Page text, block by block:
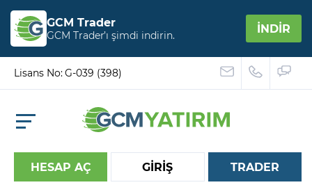
GCM Trader
GCM Trader’ı şimdi indirin. İNDİR
Lisans No: G-039 (398)
HESAP AÇ GİRİŞ TRADER